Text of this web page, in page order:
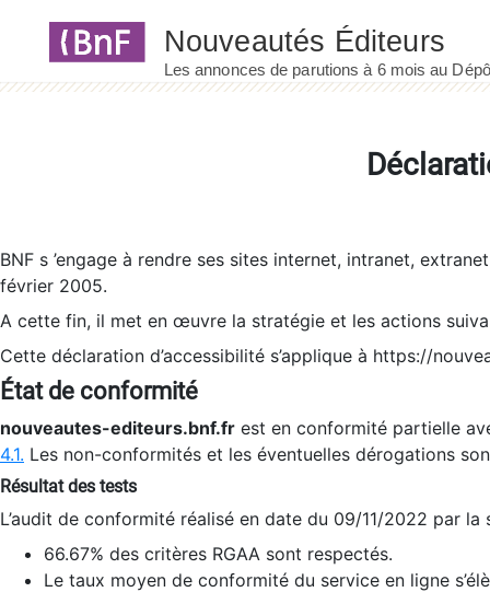
BNF s ’engage à rendre ses sites internet, intranet,
février 2005.
A cette fin, il met en œuvre la stratégie et les actions
Cette déclaration d’accessibilité s’applique à https://
État de conformité
nouveautes-editeurs.bnf.fr est en conformité partielle
4.1. Les non-conformités et les éventuelles dérogations
Résultat des tests
L’audit de conformité réalisé en date du 09/11/2022 par
66.67% des critères RGAA sont respectés.
Le taux moyen de conformité du service en ligne